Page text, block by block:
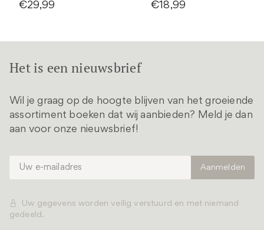
€29,99 €18,99
Het is een nieuwsbrief
Wil je graag op de hoogte blijven van het groeiende
assortiment boeken dat wij aanbieden? Meld je dan
aan voor onze nieuwsbrief!
Uw gegevens worden veilig verstuurd en met niemand
gedeeld.